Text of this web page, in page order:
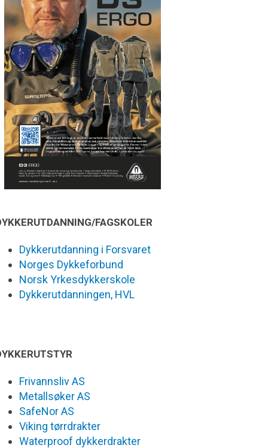
FAGSKOLER
Dykkerutdanning i Forsvaret
Norges Dykkeforbund
Norsk Yrkesdykkerskole
Dykkerutdanningen, HVL
Frivannsliv AS
Metallsøker AS
SafeNor AS
Viking tørrdrakter
Waterproof dykkerdrakter